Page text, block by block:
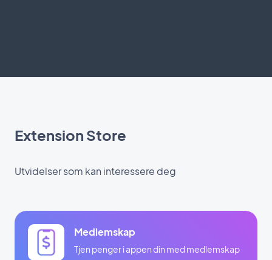
Extension Store
Utvidelser som kan interessere deg
Medlemskap
Tjen penger i appen din med medlemskap